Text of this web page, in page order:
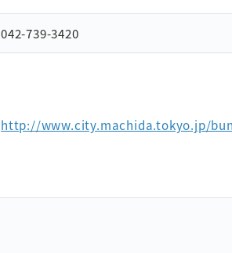
042-739-3420
http://www.city.machida.tokyo.jp/